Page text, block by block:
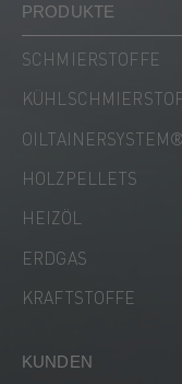
PRODUKTE
SCHMIERSTOFFE
HOLZPELLETS
HEIZÖL
ERDGAS
KRAFTSTOFFE
KUNDEN